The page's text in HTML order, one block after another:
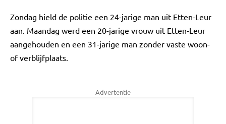
Zondag hield de politie een 24-jarige man uit Etten-Leur
aan. Maandag werd een 20-jarige vrouw uit Etten-Leur
aangehouden en een 31-jarige man zonder vaste woon-
of verblijfplaats.
Advertentie